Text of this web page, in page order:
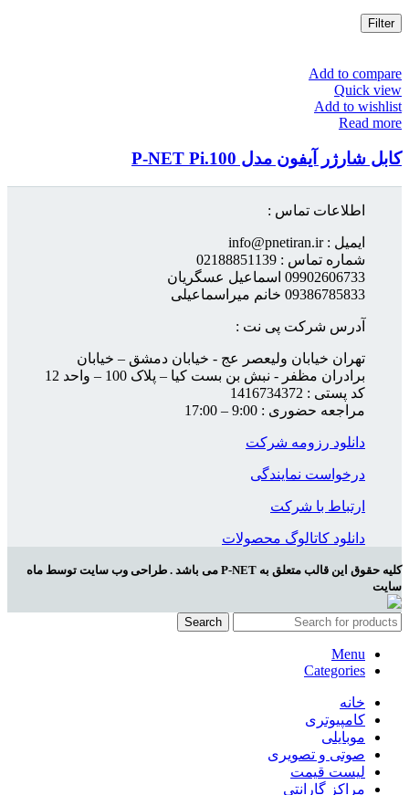
Filter
Add to compare
Quick view
Add to wishlist
Read more
کابل شارژر آیفون مدل P-NET Pi.100
اطلاعات تماس :
ایمیل : info@pnetiran.ir
شماره تماس : 02188851139
09902606733 اسماعیل عسگریان
09386785833 خانم میراسماعیلی
آدرس شرکت پی نت :
تهران خیابان ولیعصر عج - خیابان دمشق – خیابان
برادران مظفر - نبش بن بست کیا – پلاک 100 – واحد 12
کد پستی : 1416734372
مراجعه حضوری : 9:00 – 17:00
دانلود رزومه شرکت
درخواست نمایندگی
ارتباط با شرکت
دانلود کاتالوگ محصولات
کلیه حقوق این قالب متعلق به P-NET می باشد . طراحی وب سایت توسط ماه
سایت
Search
Menu
Categories
خانه
کامپیوتری
موبایلی
صوتی و تصویری
لیست قیمت
مراکز گارانتی